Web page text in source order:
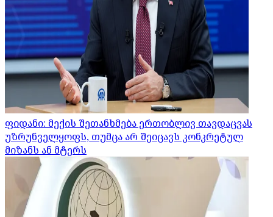
ფიდანი: მექის შეთანხმება ერთობლივ თავდაცვას
უზრუნველყოფს, თუმცა არ შეიცავს კონკრეტულ
მიზანს ან მტერს